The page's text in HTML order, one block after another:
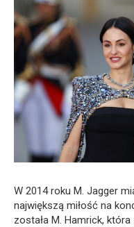
W 2014 roku M. Jagger
największą miłość na
została M. Hamrick,